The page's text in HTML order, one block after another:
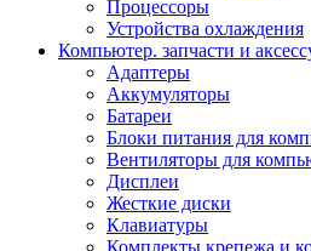
Процессоры
Устройства охлаждения
Компьютер. запчасти и
Адаптеры
Аккумуляторы
Батареи
Блоки питания для
Вентиляторы для
Дисплеи
Жесткие диски
Клавиатуры
Комплекты крепежа и